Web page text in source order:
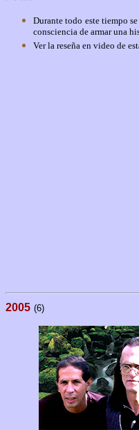
Durante todo este tiempo
consciencia de armar una
Ver la reseña en video de
2005 (6)